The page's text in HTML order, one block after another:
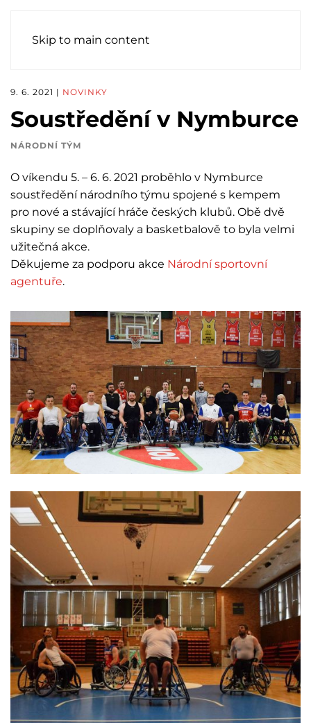
Skip to main content
9. 6. 2021 | NOVINKY
Soustředění v Nymburce
NÁRODNÍ TÝM
O víkendu 5. – 6. 6. 2021 proběhlo v Nymburce
soustředění národního týmu spojené s kempem
pro nové a stávající hráče českých klubů. Obě dvě
skupiny se doplňovaly a basketbalově to byla velmi
užitečná akce.
Děkujeme za podporu akce Národní sportovní
agentuře.